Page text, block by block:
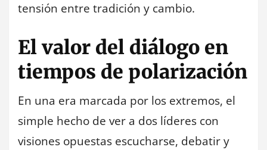
tensión entre tradición y cambio.
El valor del diálogo en
tiempos de polarización
En una era marcada por los extremos, el
simple hecho de ver a dos líderes con
visiones opuestas escucharse, debatir y